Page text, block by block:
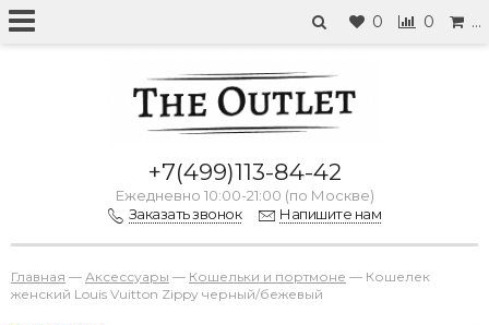
0 0 …
+7(499)113-84-42
Ежедневно 10:00-21:00 (по Москве)
Заказать звонок
Напишите нам
Главная — Аксессуары — Кошельки и портмоне — Кошелек
женский Louis Vuitton Zippy черный/бежевый